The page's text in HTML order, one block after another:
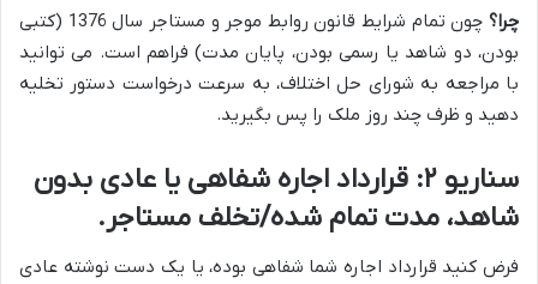
چرا؟
چون تمام شرایط قانون روابط موجر و مستاجر سال 1376 (کتبی
بودن، دو شاهد یا رسمی بودن، پایان مدت) فراهم است. می توانید
با مراجعه به شورای حل اختلاف، به سرعت درخواست دستور تخلیه
دهید و ظرف چند روز ملک را پس بگیرید.
سناریو ۲: قرارداد اجاره شفاهی یا عادی بدون
شاهد، مدت تمام شده/تخلف مستاجر.
فرض کنید قرارداد اجاره شما شفاهی بوده، یا یک دست نوشته عادی